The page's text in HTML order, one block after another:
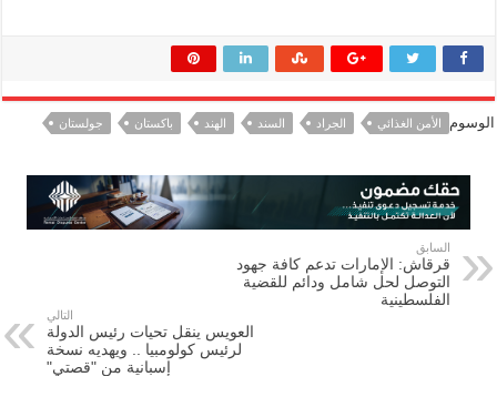
الوسوم الأمن الغذائي الجراد السند الهند باكستان جولستان
السابق
قرقاش: الإمارات تدعم كافة جهود
التوصل لحل شامل ودائم للقضية
الفلسطينية
التالي
العويس ينقل تحيات رئيس الدولة
لرئيس كولومبيا .. ويهديه نسخة
إسبانية من "قصتي"